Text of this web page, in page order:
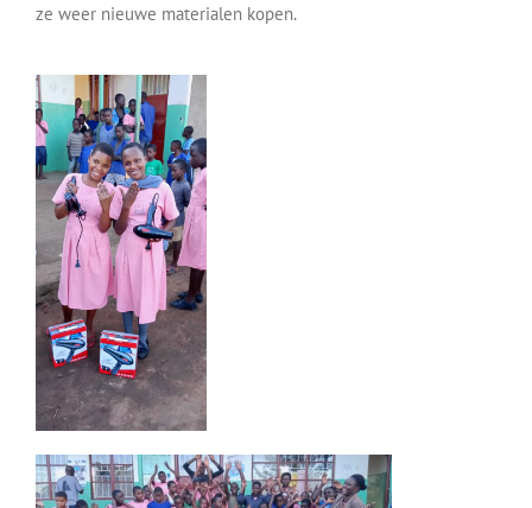
ze weer nieuwe materialen kopen.